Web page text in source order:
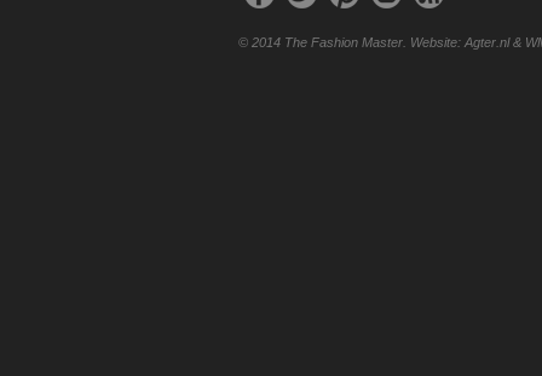
© 2014 The Fashion Master. Website: Agter.nl &